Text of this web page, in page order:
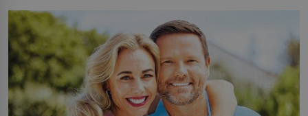
můžete obohatit své rituály a přinést do svého života
větší harmonii a klid. Je důležité